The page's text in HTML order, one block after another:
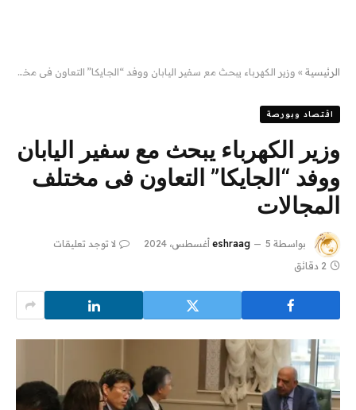
الرئيسية » وزير الكهرباء يبحث مع سفير اليابان ووفد “الجايكا” التعاون فى مختلف المجالات
اقتصاد وبورصة
وزير الكهرباء يبحث مع سفير اليابان
ووفد “الجايكا” التعاون فى مختلف
المجالات
بواسطة eshraag 5 أغسطس، 2024
لا توجد تعليقات
2 دقائق